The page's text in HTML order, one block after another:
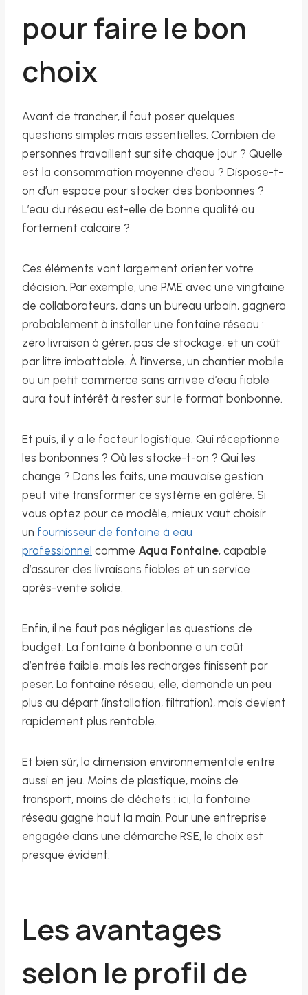
pour faire le bon
choix
Avant de trancher, il faut poser quelques
questions simples mais essentielles. Combien de
personnes travaillent sur site chaque jour ? Quelle
est la consommation moyenne d’eau ? Dispose-t-
on d’un espace pour stocker des bonbonnes ?
L’eau du réseau est-elle de bonne qualité ou
fortement calcaire ?
Ces éléments vont largement orienter votre
décision. Par exemple, une PME avec une vingtaine
de collaborateurs, dans un bureau urbain, gagnera
probablement à installer une fontaine réseau :
zéro livraison à gérer, pas de stockage, et un coût
par litre imbattable. À l’inverse, un chantier mobile
ou un petit commerce sans arrivée d’eau fiable
aura tout intérêt à rester sur le format bonbonne.
Et puis, il y a le facteur logistique. Qui réceptionne
les bonbonnes ? Où les stocke-t-on ? Qui les
change ? Dans les faits, une mauvaise gestion
peut vite transformer ce système en galère. Si
vous optez pour ce modèle, mieux vaut choisir
un fournisseur de fontaine à eau
professionnel comme Aqua Fontaine, capable
d’assurer des livraisons fiables et un service
après-vente solide.
Enfin, il ne faut pas négliger les questions de
budget. La fontaine à bonbonne a un coût
d’entrée faible, mais les recharges finissent par
peser. La fontaine réseau, elle, demande un peu
plus au départ (installation, filtration), mais devient
rapidement plus rentable.
Et bien sûr, la dimension environnementale entre
aussi en jeu. Moins de plastique, moins de
transport, moins de déchets : ici, la fontaine
réseau gagne haut la main. Pour une entreprise
engagée dans une démarche RSE, le choix est
presque évident.
Les avantages
selon le profil de